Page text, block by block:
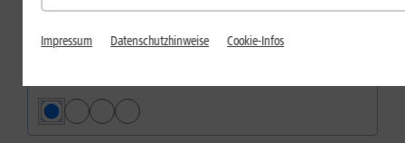
Welche Farbe gefällt Ihnen?
Impressum Datenschutzhinweise Cookie-Infos